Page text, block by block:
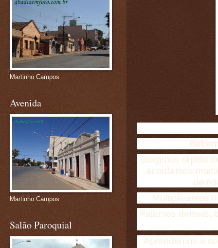
Dirigimos rápido
acordamos
Multiplicamos
Falamos demais,
Aprendemos a
Martinho Campos
Avenida
Martinho Campos
Salão Paroquial